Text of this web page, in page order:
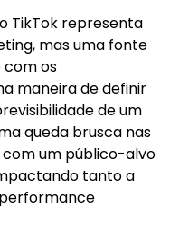
TikTok representa
mas uma fonte
com os
maneira de definir
de um
queda brusca nas
um público-alvo
tanto a